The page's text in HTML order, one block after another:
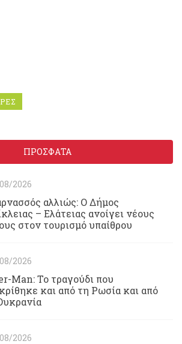
ΠΡΟΣΦΑΤΑ
2026
αλλιώς: Ο Δήμος
– Ελάτειας ανοίγει νέους
στον τουρισμό υπαίθρου
2026
Man: Το τραγούδι που
και από τη Ρωσία και από
2026